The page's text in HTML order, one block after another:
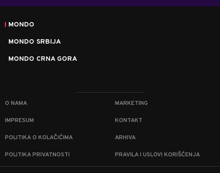
MONDO
MONDO SRBIJA
MONDO CRNA GORA
O NAMA MARKETING
IMPRESUM KONTAKT
POLITIKA O KOLAČIĆIMA ARHIVA
POLITIKA PRIVATNOSTI PRAVILA I USLOVI KORIŠĆENJA